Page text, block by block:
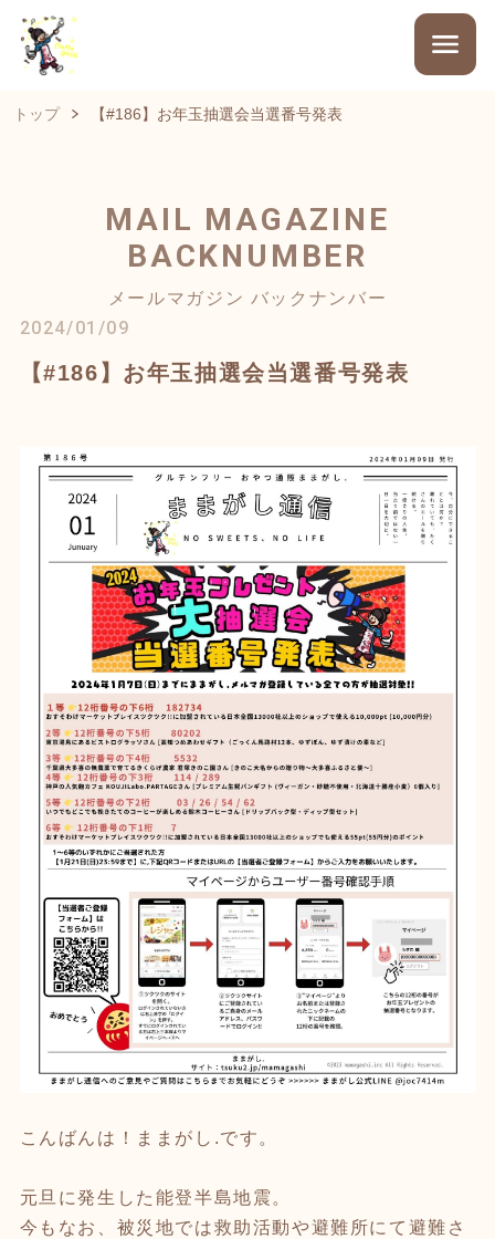
トップ 【#186】お年玉抽選会当選番号発表
MAIL MAGAZINE
BACKNUMBER
メールマガジン バックナンバー
2024/01/09
【#186】お年玉抽選会当選番号発表
こんばんは！ままがし.です。
元旦に発生した能登半島地震。
今もなお、被災地では救助活動や避難所にて避難さ